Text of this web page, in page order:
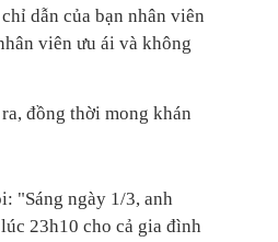
dẫn của bạn nhân viên
viên ưu ái và không
đồng thời mong khán
"Sáng ngày 1/3, anh
23h10 cho cả gia đình